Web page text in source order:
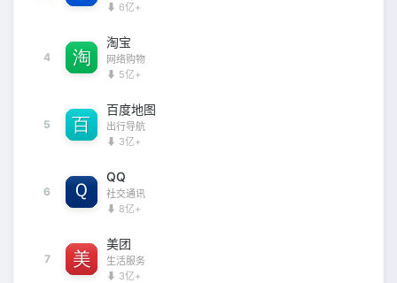
⬇ 6亿+
4
淘宝
网络购物
⬇ 5亿+
5
百度地图
出行导航
⬇ 3亿+
6
QQ
社交通讯
⬇ 8亿+
7
美团
生活服务
⬇ 3亿+